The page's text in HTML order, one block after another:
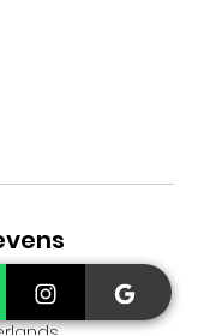
(Chinese
46,